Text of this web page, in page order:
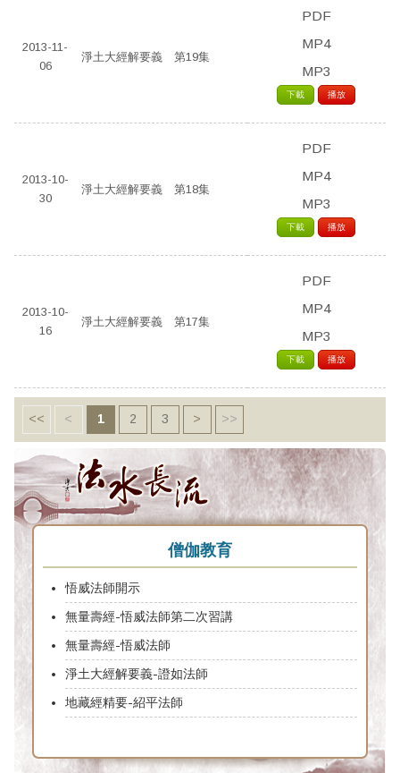
2013-11-
06
淨土大經解要義 第19集
PDF
MP4
MP3
下載 播放
2013-10-
30
淨土大經解要義 第18集
PDF
MP4
MP3
下載 播放
2013-10-
16
淨土大經解要義 第17集
PDF
MP4
MP3
下載 播放
<< < 1 2 3 > >>
僧伽教育
悟威法師開示
無量壽經-悟威法師第二次習講
無量壽經-悟威法師
淨土大經解要義-證如法師
地藏經精要-紹平法師